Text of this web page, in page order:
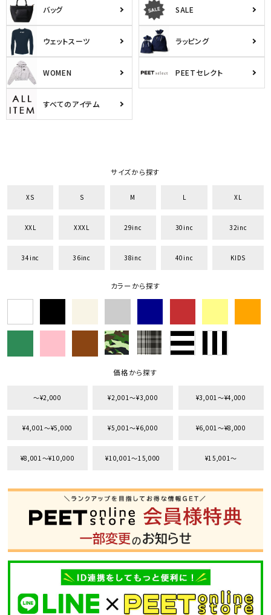
バッグ SALE
ウェットスーツ ラッピング
WOMEN PEETセレクト
すべてのアイテム
サイズから探す
XS S M L XL
XXL XXXL 29inc 30inc 32inc
34inc 36inc 38inc 40inc KIDS
カラーから探す
価格から探す
〜¥2,000 ¥2,001〜¥3,000 ¥3,001〜¥4,000
¥4,001〜¥5,000 ¥5,001〜¥6,000 ¥6,001〜¥8,000
¥8,001〜¥10,000 ¥10,001〜15,000 ¥15,001〜